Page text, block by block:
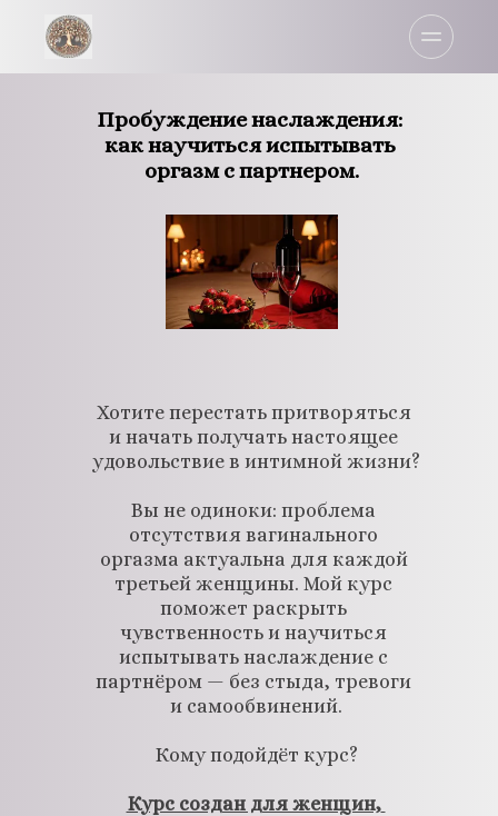
Хотите перестать притворяться
и начать получать настоящее
удовольствие в интимной жизни?
Вы не одиноки: проблема
отсутствия вагинального
оргазма актуальна для каждой
третьей женщины. Мой курс
поможет раскрыть
чувственность и научиться
испытывать наслаждение с
партнёром — без стыда, тревоги
и самообвинений.
Кому подойдёт курс?
Курс создан для женщин,
Пробуждение наслаждения:
как научиться испытывать
оргазм с партнером.